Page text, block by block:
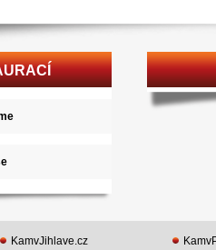
KamvJihlave.cz